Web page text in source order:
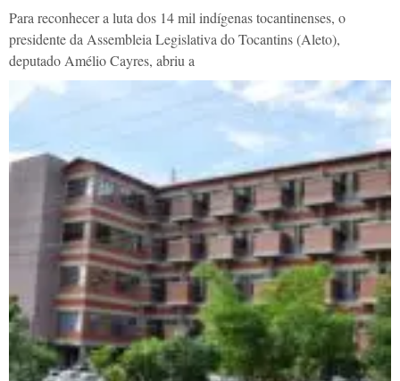
Para reconhecer a luta dos 14 mil indígenas tocantinenses, o
presidente da Assembleia Legislativa do Tocantins (Aleto),
deputado Amélio Cayres, abriu a